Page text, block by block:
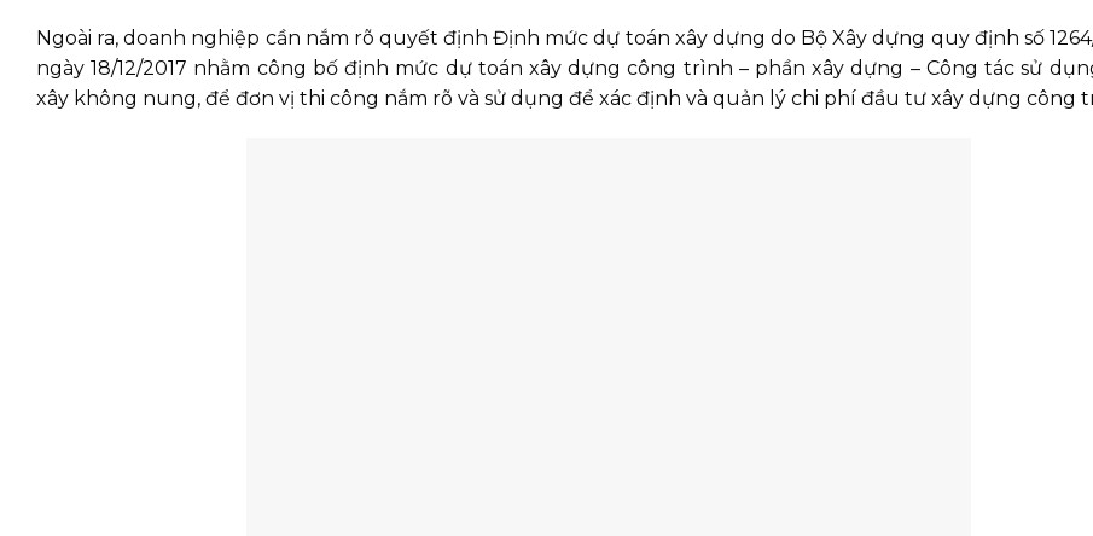
Ngoài ra, doanh nghiệp cần nắm rõ quyết định Định mức dự toán xây dựng do Bộ Xây dựng quy định số
ngày 18/12/2017 nhằm công bố định mức dự toán xây dựng công trình – phần xây dựng – Công tác sử
xây không nung, để đơn vị thi công nắm rõ và sử dụng để xác định và quản lý chi phí đầu tư xây dựng công